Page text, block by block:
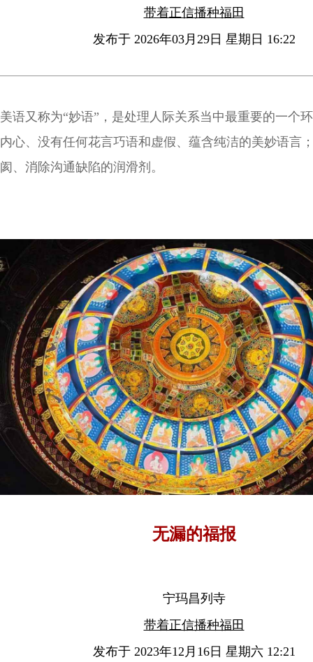
带着正信播种福田
发布于 2026年03月29日 星期日 16:22
美语又称为“妙语”，是处理人际关系当中最重要的一个
内心、没有任何花言巧语和虚假、蕴含纯洁的美妙语言
阂、消除沟通缺陷的润滑剂。
无漏的福报
宁玛昌列寺
带着正信播种福田
发布于 2023年12月16日 星期六 12:21